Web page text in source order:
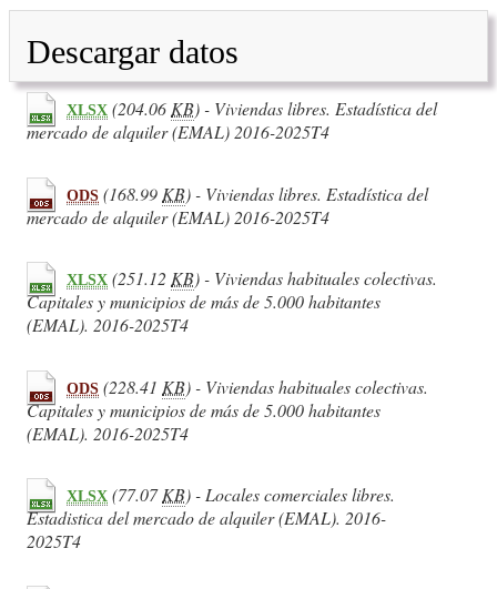
Descargar datos
XLSX (204.06KB) - Viviendas libres. Estadística del
mercado de alquiler (EMAL) 2016-2025T4
ODS (168.99 KB) - Viviendas libres. Estadística del
mercado de alquiler (EMAL) 2016-2025T4
XLSX (251.12 KB) - Viviendas habituales colectivas.
Capitales y municipios de más de 5.000 habitantes
(EMAL). 2016-2025T4
ODS (228.41 KB) - Viviendas habituales colectivas.
Capitales y municipios de más de 5.000 habitantes
(EMAL). 2016-2025T4
XLSX (77.07KB) - Locales comerciales libres.
Estadistica del mercado de alquiler (EMAL). 2016-
2025T4